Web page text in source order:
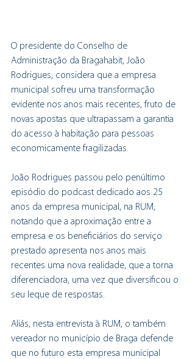
O presidente do Conselho de
Administração da Bragahabit, João
Rodrigues, considera que a empresa
municipal sofreu uma transformação
evidente nos anos mais recentes, fruto de
novas apostas que ultrapassam a garantia
do acesso à habitação para pessoas
economicamente fragilizadas.
João Rodrigues passou pelo penúltimo
episódio do podcast dedicado aos 25
anos da empresa municipal, na RUM,
notando que a aproximação entre a
empresa e os beneficiários do serviço
prestado apresenta nos anos mais
recentes uma nova realidade, que a torna
diferenciadora, uma vez que diversificou o
seu leque de respostas.
Aliás, nesta entrevista à RUM, o também
vereador no município de Braga defende
que no futuro esta empresa municipal